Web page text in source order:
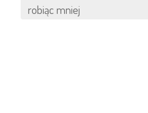
robiąc mniej